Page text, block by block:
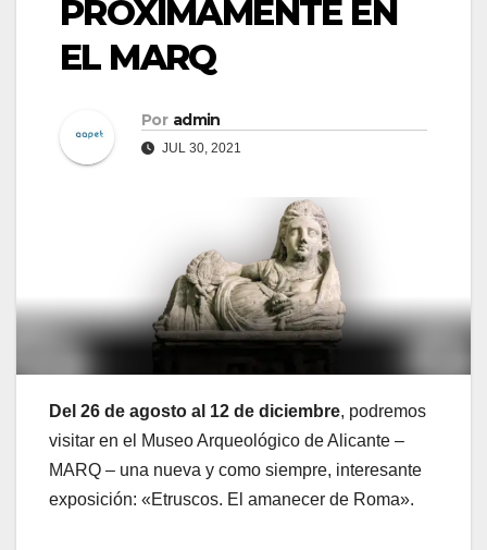
PRÓXIMAMENTE EN
EL MARQ
Por admin
JUL 30, 2021
Del 26 de agosto al 12 de diciembre, podremos
visitar en el Museo Arqueológico de Alicante –
MARQ – una nueva y como siempre, interesante
exposición: «Etruscos. El amanecer de Roma».